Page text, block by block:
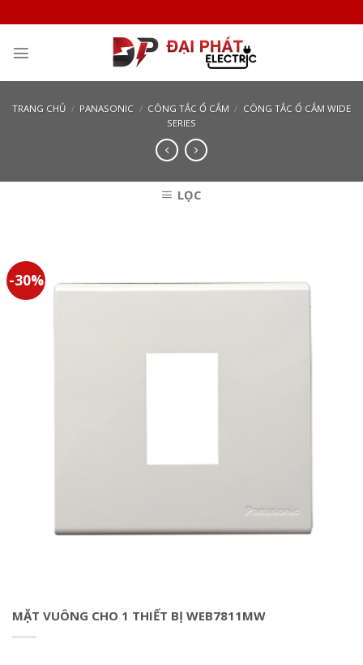
to
content
TRANG CHỦ / PANASONIC / CÔNG TẮC Ổ CẮM / CÔNG TẮC Ổ CẮM WIDE
SERIES
LỌC
-30%
MẶT VUÔNG CHO 1 THIẾT BỊ WEB7811MW